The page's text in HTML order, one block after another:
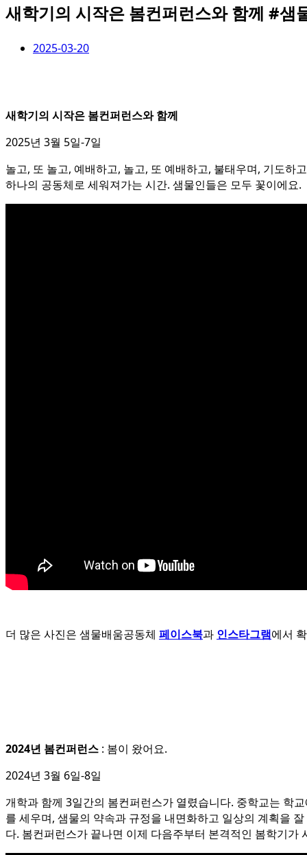
새학기의 시작은 봄컨퍼런스와 함께 #샘
2025-03-20
새학기의 시작은 봄컨퍼런스와 함께
2025년 3월 5일-7일
놀고, 또 놀고, 예배하고, 놀고, 또 예배하고, 불태우며, 기도하
하나의 공동체로 세워져가는 시간. 샘물인들은 모두 꽃이에요.
더 많은 사진은 샘물배움공동체 페이스북과 인스타그램에서
2024년 봄컨퍼런스 : 봄이 왔어요.
2024년 3월 6일-8일
개학과 함께 3일간의 봄컨퍼런스가 열렸습니다. 중학교는 학
를 세우며, 샘물의 약속과 규정을 내면화하고 일상의 계획을
다. 봄컨퍼런스가 끝나면 이제 다음주부터 본격적인 봄학기가